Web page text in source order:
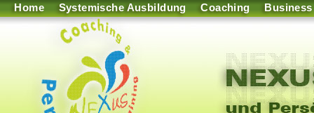
Home Systemische Ausbildung Coaching Business